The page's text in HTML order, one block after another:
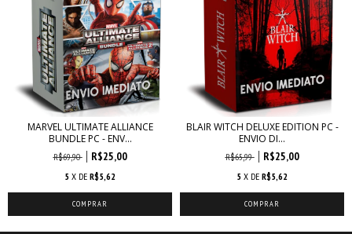
MARVEL ULTIMATE ALLIANCE
BUNDLE PC - ENV...
R$69,90 R$25,00
5 X DE R$5,62
BLAIR WITCH DELUXE EDITION PC -
ENVIO DI...
R$65,99 R$25,00
5 X DE R$5,62